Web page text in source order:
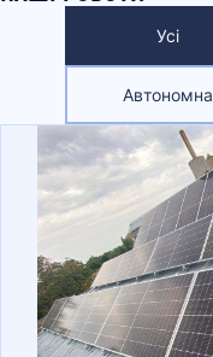
Усі
Автономна